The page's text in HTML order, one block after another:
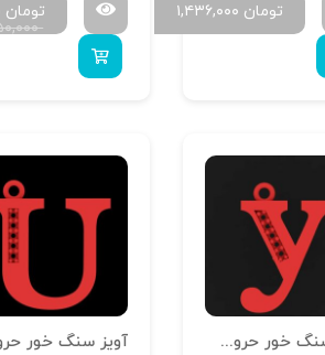
۱,۴۳۶,۰۰۰ تومان تومان
آویز سنگ خور حروف سایز کوچک H-MAYA-S-25